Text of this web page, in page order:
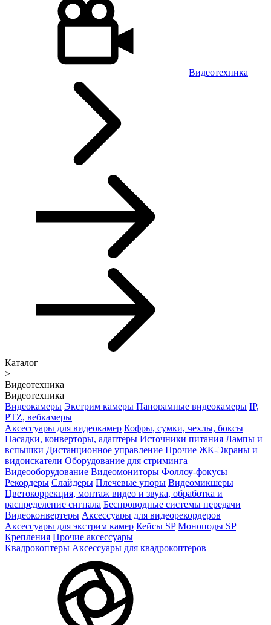
Видеотехника
Каталог
>
Видеотехника
Видеотехника
Видеокамеры Экстрим камеры Панорамные видеокамеры IP,
PTZ, вебкамеры
Аксессуары для видеокамер Кофры, сумки, чехлы, боксы
Насадки, конверторы, адаптеры Источники питания Лампы и
вспышки Дистанционное управление Прочие ЖК-Экраны и
видоискатели Оборудование для стриминга
Видеооборудование Видеомониторы Фоллоу-фокусы
Рекордеры Слайдеры Плечевые упоры Видеомикшеры
Цветокоррекция, монтаж видео и звука, обработка и
распределение сигнала Беспроводные системы передачи
Видеоконвертеры Аксессуары для видеорекордеров
Аксессуары для экстрим камер Кейсы SP Моноподы SP
Крепления Прочие аксессуары
Квадрокоптеры Аксессуары для квадрокоптеров